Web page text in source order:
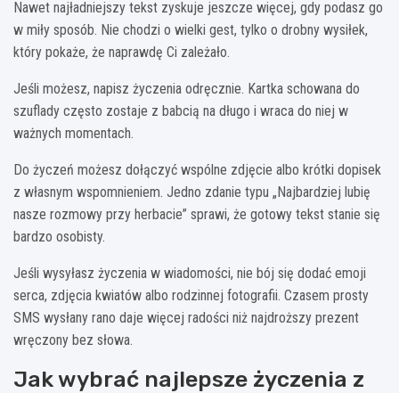
Nawet najładniejszy tekst zyskuje jeszcze więcej, gdy podasz go
w miły sposób. Nie chodzi o wielki gest, tylko o drobny wysiłek,
który pokaże, że naprawdę Ci zależało.
Jeśli możesz, napisz życzenia odręcznie. Kartka schowana do
szuflady często zostaje z babcią na długo i wraca do niej w
ważnych momentach.
Do życzeń możesz dołączyć wspólne zdjęcie albo krótki dopisek
z własnym wspomnieniem. Jedno zdanie typu „Najbardziej lubię
nasze rozmowy przy herbacie” sprawi, że gotowy tekst stanie się
bardzo osobisty.
Jeśli wysyłasz życzenia w wiadomości, nie bój się dodać emoji
serca, zdjęcia kwiatów albo rodzinnej fotografii. Czasem prosty
SMS wysłany rano daje więcej radości niż najdroższy prezent
wręczony bez słowa.
Jak wybrać najlepsze życzenia z